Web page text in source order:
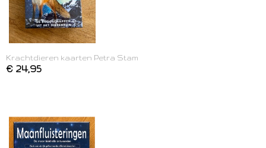
Krachtdieren kaarten Petra Stam
€ 24,95